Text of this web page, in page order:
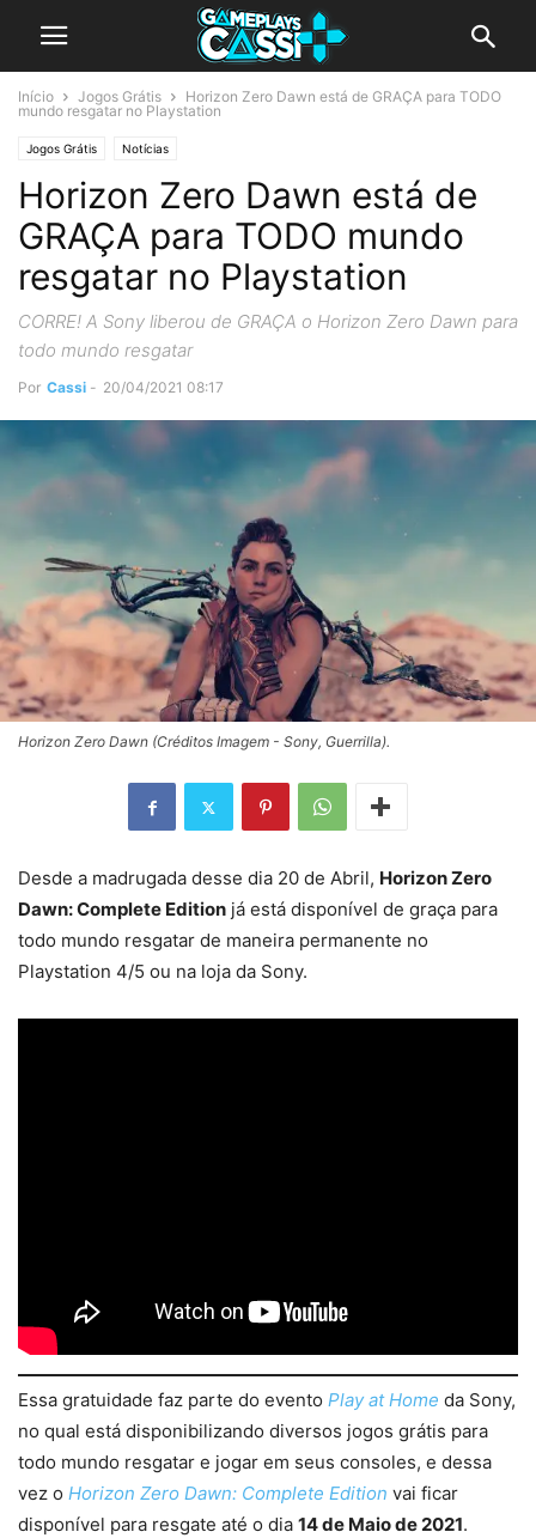
Início Jogos Grátis
Horizon Zero Dawn está de GRAÇA para TODO
mundo resgatar no Playstation
Jogos Grátis Notícias
Horizon Zero Dawn está de
GRAÇA para TODO mundo
resgatar no Playstation
CORRE! A Sony liberou de GRAÇA o Horizon Zero Dawn para
todo mundo resgatar
Por Cassi - 20/04/2021 08:17
Horizon Zero Dawn (Créditos Imagem - Sony, Guerrilla).
Desde a madrugada desse dia 20 de Abril, Horizon Zero
Dawn: Complete Edition já está disponível de graça para
todo mundo resgatar de maneira permanente no
Playstation 4/5 ou na loja da Sony.
Essa gratuidade faz parte do evento Play at Home da Sony,
no qual está disponibilizando diversos jogos grátis para
todo mundo resgatar e jogar em seus consoles, e dessa
vez o Horizon Zero Dawn: Complete Edition vai ficar
disponível para resgate até o dia 14 de Maio de 2021.